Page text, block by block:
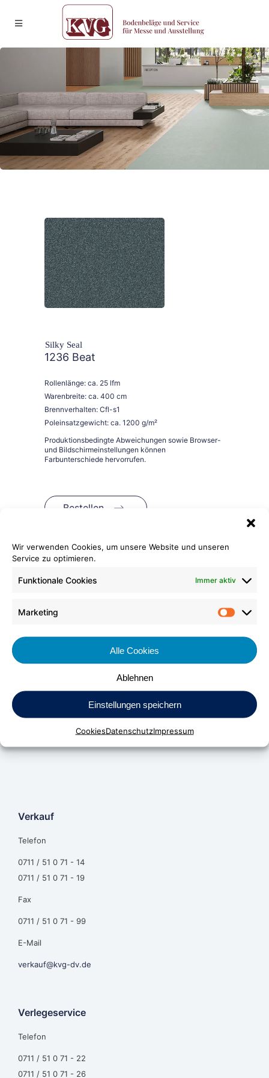
Wir verwenden Cookies, um unsere Website und unseren
Service zu optimieren.
Funktionale Cookies Immer aktiv
Marketing
Alle Cookies
Ablehnen
Einstellungen speichern
CookiesDatenschutzImpressum
1236 Beat
Rollenlänge: ca. 25 lfm
Warenbreite: ca. 400 cm
Brennverhalten: Cfl-s1
Poleinsatzgewicht: ca. 1200 g/m²
Bestellen
Silky Seal
D-70736 Fellbach
Verkauf
Telefon
0711 / 51 0 71 - 14
0711 / 51 0 71 - 19
Fax
0711 / 51 0 71 - 99
E-Mail
verkauf@kvg-dv.de
Verlegeservice
Telefon
0711 / 51 0 71 - 22
0711 / 51 0 71 - 26